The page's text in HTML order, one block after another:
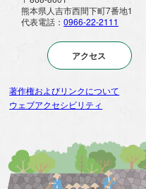
熊本県人吉市西間下町7番地1
代表電話： 0966-22-2111
アクセス
著作権およびリンクについて
ウェブアクセシビリティ